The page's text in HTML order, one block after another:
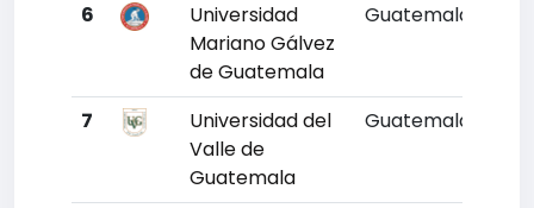
6
Universidad
Mariano Gálvez
de Guatemala
Guatemala
7
Universidad del
Valle de
Guatemala
Guatemala